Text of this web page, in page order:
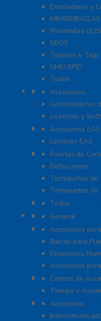
Enroladores y
MIFARE®/
Proximidad
SEOS
Tarjetas y Tags
UHF/ RFID
Todos
Paneles de
Accesorios
Controladores
Licencias y
Protección de
Accesorios EAS
Lectores EAS
Torniquetes y
Puertas de
Refacciones
Torniquetes de
Torniquetes de
Teclados
Todos
Refacciones
General
Sistemas de
Accesorios
Barras para
Estaciones
Accesorios
Software De
Control de
Tiempo y
Videoporteros
Accesorios